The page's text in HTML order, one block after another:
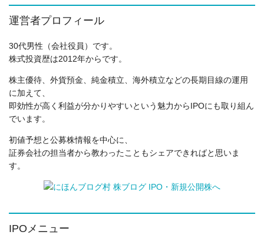
運営者プロフィール
30代男性（会社役員）です。
株式投資歴は2012年からです。
株主優待、外貨預金、純金積立、海外積立などの長期目線の運用
に加えて、
即効性が高く利益が分かりやすいという魅力からIPOにも取り組ん
でいます。
初値予想と公募株情報を中心に、
証券会社の担当者から教わったこともシェアできればと思いま
す。
IPOメニュー